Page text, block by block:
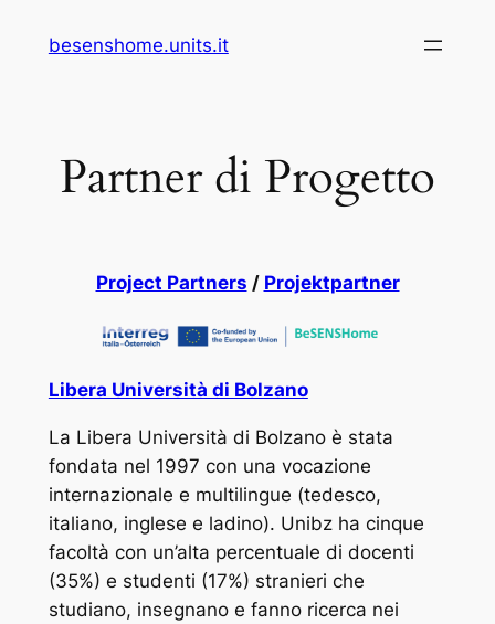
besenshome.units.it
Partner di Progetto
Project Partners / Projektpartner
Libera Università di Bolzano
La Libera Università di Bolzano è stata
fondata nel 1997 con una vocazione
internazionale e multilingue (tedesco,
italiano, inglese e ladino). Unibz ha cinque
facoltà con un’alta percentuale di docenti
(35%) e studenti (17%) stranieri che
studiano, insegnano e fanno ricerca nei